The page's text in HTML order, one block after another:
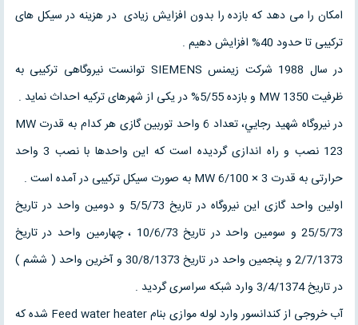
امکان را می دهد که بازده را بدون افزایش زیادی در هزینه در سیکل های
ترکیبی تا حدود 40% افزایش دهیم .
در سال 1988 شرکت زیمنس SIEMENS توانست نیروگاهی ترکیبی به
ظرفیت 1350 MW و بازده 5/55% در یکی از شهرهای ترکیه احداث نماید .
در نیروگاه شهيد رجايي، تعداد 6 واحد توربین گازی هر کدام به قدرت MW
123 نصب و راه اندازی گردیده است که این واحدها با نصب 3 واحد
حرارتی به قدرت MW 6/100 × 3 به صورت سیکل ترکیبی در آمده است .
اولین واحد گازی این نیروگاه در تاریخ 5/5/73 و دومین واحد در تاریخ
25/5/73 و سومین واحد در تاریخ 10/6/73 ، چهارمین واحد در تاریخ
2/7/1373 و پنجمین واحد در تاریخ 30/8/1373 و آخرین واحد ( ششم )
در تاریخ 3/4/1374 وارد شبکه سراسری گردید .
آب خروجی از کندانسور وارد لوله موازی بنام Feed water heater شده که